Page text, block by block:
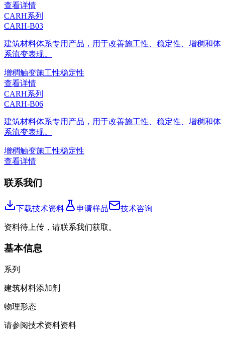
查看详情
CARH系列
CARH-B03
建筑材料体系专用产品，用于改善施工性、稳定性、增稠和体
系流变表现。
增稠触变施工性稳定性
查看详情
CARH系列
CARH-B06
建筑材料体系专用产品，用于改善施工性、稳定性、增稠和体
系流变表现。
增稠触变施工性稳定性
查看详情
联系我们
下载技术资料 申请样品 技术咨询
资料待上传，请联系我们获取。
基本信息
系列
建筑材料添加剂
物理形态
请参阅技术资料资料